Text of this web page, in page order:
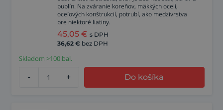
bublín. Na zváranie koreňov, mäkkých ocelí,
oceľových konštrukcií, potrubí, ako medzivrstva
pre niektoré liatiny.
45,05 € s DPH
36,62 € bez DPH
Skladom >100 bal.
- + Do košíka